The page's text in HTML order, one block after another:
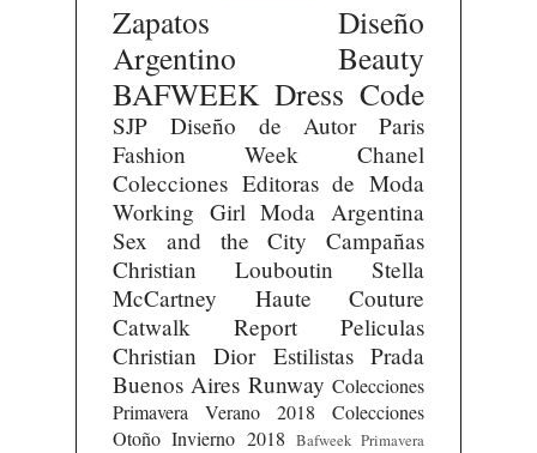
Zapatos
Diseño
Argentino
Beauty
BAFWEEK Dress Code
SJP Diseño de Autor
Paris
Fashion Week
Chanel
Colecciones Editoras de Moda
Working Girl Moda Argentina
Sex and the City
Campañas
Christian Louboutin
Stella
McCartney
Haute Couture
Catwalk Report
Peliculas
Christian Dior Estilistas Prada
Buenos Aires Runway Colecciones
Primavera Verano 2018
Colecciones
Otoño Invierno 2018 Bafweek Primavera